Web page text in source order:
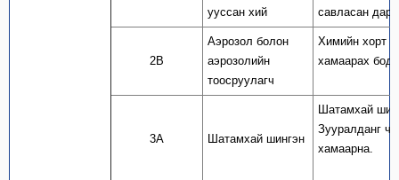
ууссан хий
савласан
2В
Аэрозол болон
аэрозолийн
тоосруулагч
Химийн хорт
хамаарах
3А Шатамхай шингэн
Шатамхай
Зууралданг
хамаарна.